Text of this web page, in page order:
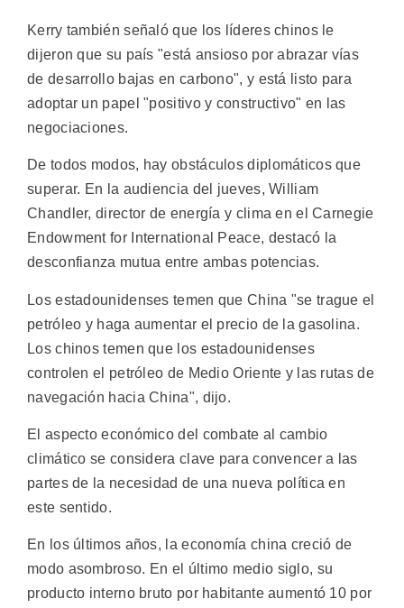
Kerry también señaló que los líderes chinos le
dijeron que su país "está ansioso por abrazar vías
de desarrollo bajas en carbono", y está listo para
adoptar un papel "positivo y constructivo" en las
negociaciones.
De todos modos, hay obstáculos diplomáticos que
superar. En la audiencia del jueves, William
Chandler, director de energía y clima en el Carnegie
Endowment for International Peace, destacó la
desconfianza mutua entre ambas potencias.
Los estadounidenses temen que China "se trague el
petróleo y haga aumentar el precio de la gasolina.
Los chinos temen que los estadounidenses
controlen el petróleo de Medio Oriente y las rutas de
navegación hacia China", dijo.
El aspecto económico del combate al cambio
climático se considera clave para convencer a las
partes de la necesidad de una nueva política en
este sentido.
En los últimos años, la economía china creció de
modo asombroso. En el último medio siglo, su
producto interno bruto por habitante aumentó 10 por